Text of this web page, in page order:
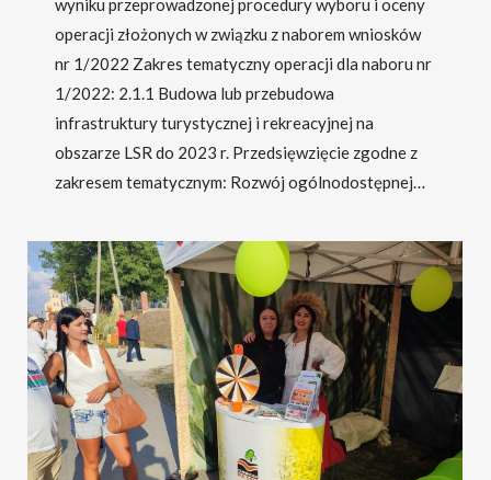
wyniku przeprowadzonej procedury wyboru i oceny
operacji złożonych w związku z naborem wniosków
nr 1/2022 Zakres tematyczny operacji dla naboru nr
1/2022: 2.1.1 Budowa lub przebudowa
infrastruktury turystycznej i rekreacyjnej na
obszarze LSR do 2023 r. Przedsięwzięcie zgodne z
zakresem tematycznym: Rozwój ogólnodostępnej…